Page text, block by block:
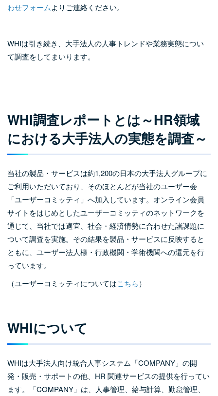
わせフォームよりご連絡ください。
WHIは引き続き、大手法人の人事トレンドや業務実態につい
て調査をしてまいります。
WHI調査レポートとは～HR領域
における大手法人の実態を調査～
当社の製品・サービスは約1,200の日本の大手法人グループに
ご利用いただいており、そのほとんどが当社のユーザー会
「ユーザーコミッティ」へ加入しています。オンライン会員
サイトをはじめとしたユーザーコミッティのネットワークを
通じて、当社では適宜、社会・経済情勢に合わせた諸課題に
ついて調査を実施。その結果を製品・サービスに反映すると
ともに、ユーザー法人様・行政機関・学術機関への還元を行
っています。
（ユーザーコミッティについてはこちら）
WHIについて
WHIは大手法人向け統合人事システム「COMPANY」の開
発・販売・サポートの他、HR 関連サービスの提供を行ってい
ます。「COMPANY」は、人事管理、給与計算、勤怠管理、